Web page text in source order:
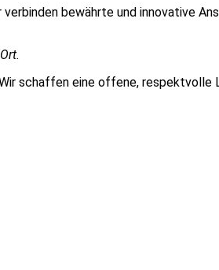
bewährte und innovative
schaffen eine offene, respektvolle